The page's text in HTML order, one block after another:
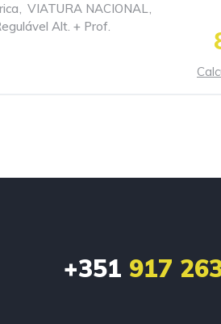
, VIATURA NACIONAL,
Alt. + Prof.
+351 917